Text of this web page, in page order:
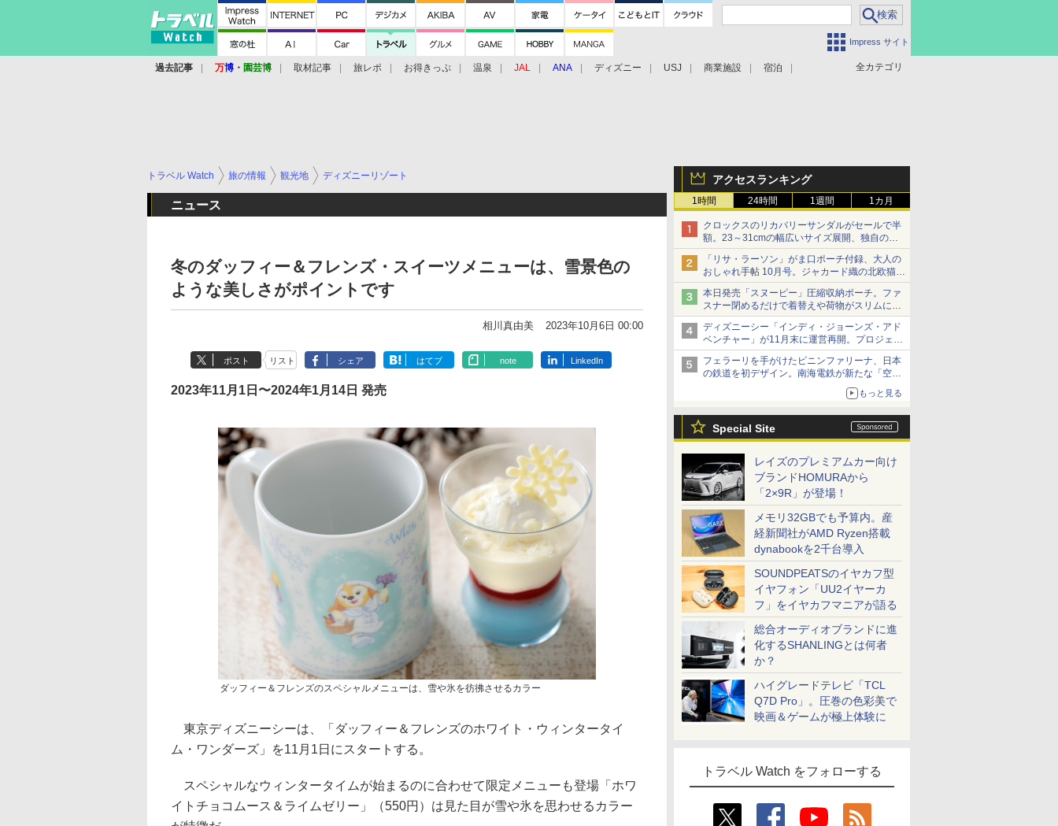
Impress サイト
全カテゴリ
過去記事 万博 ・ 園芸博 取材記事 旅レポ お得きっぷ 温泉 JAL ANA ディズニー USJ 商業施設 宿泊
アクセスランキング
1時間 24時間 1週間 1カ月
クロックスのリカバリーサンダルがセールで半
額。23～31cmの幅広いサイズ展開、独自のク
ッション素材を採用
「リサ・ラーソン」がま口ポーチ付録、大人の
おしゃれ手帖 10月号。ジャカード織の北欧猫デ
ザイン
本日発売「スヌーピー」圧縮収納ポーチ。ファ
スナー閉めるだけで着替えや荷物がスリムにま
とまる
ディズニーシー「インディ・ジョーンズ・アド
ベンチャー」が11月末に運営再開。プロジェク
ションマッピングを追加、DPAは1500円
フェラーリを手がけたピニンファリーナ、日本
の鉄道を初デザイン。南海電鉄が新たな「空港
もっと見る
Special Site
レイズのプレミアムカー向け
ブランドHOMURAから
「2×9R」が登場！
メモリ32GBでも予算内。産
経新聞社がAMD Ryzen搭載
dynabookを2千台導入
SOUNDPEATSのイヤカフ型
イヤフォン「UU2イヤーカ
フ」をイヤカフマニアが語る
総合オーディオブランドに進
化するSHANLINGとは何者
か？
ハイグレードテレビ「TCL
Q7D Pro」。圧巻の色彩美で
映画＆ゲームが極上体験に
トラベル Watch をフォローする
トラベル Watch 旅の情報 観光地 ディズニーリゾート
ニュース
冬のダッフィー＆フレンズ・スイーツメニューは、雪景色の
ような美しさがポイントです
相川真由美 2023年10月6日 00:00
ポスト リスト シェア はてブ note LinkedIn
2023年11月1日〜2024年1月14日 発売
ダッフィー＆フレンズのスペシャルメニューは、雪や氷を彷彿させるカラー
東京ディズニーシーは、「ダッフィー＆フレンズのホワイト・ウィンタータイ
ム・ワンダーズ」を11月1日にスタートする。
スペシャルなウィンタータイムが始まるのに合わせて限定メニューも登場「ホワ
イトチョコムース＆ライムゼリー」（550円）は見た目が雪や氷を思わせるカラー